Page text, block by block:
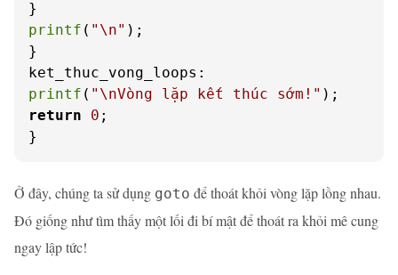
printf ( "\n" );
}
printf ( "\nVòng lặp kết thúc sớm!"
return
0 ;
}
Ở đây, chúng ta sử dụng goto để thoát khỏi vòng lặp lồng nhau.
Đó giống như tìm thấy một lối đi bí mật để thoát ra khỏi mê cung
ngay lập tức!